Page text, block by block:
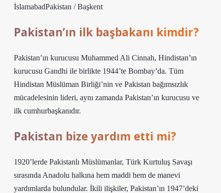
İslamabadPakistan / Başkent
Pakistan’ın ilk başbakanı kimdir?
Pakistan’ın kurucusu Muhammed Ali Cinnah, Hindistan’ın
kurucusu Gandhi ile birlikte 1944’te Bombay’da. Tüm
Hindistan Müslüman Birliği’nin ve Pakistan bağımsızlık
mücadelesinin lideri, aynı zamanda Pakistan’ın kurucusu ve
ilk cumhurbaşkanıdır.
Pakistan bize yardım etti mi?
1920’lerde Pakistanlı Müslümanlar, Türk Kurtuluş Savaşı
sırasında Anadolu halkına hem maddi hem de manevi
yardımlarda bulundular. İkili ilişkiler, Pakistan’ın 1947’deki